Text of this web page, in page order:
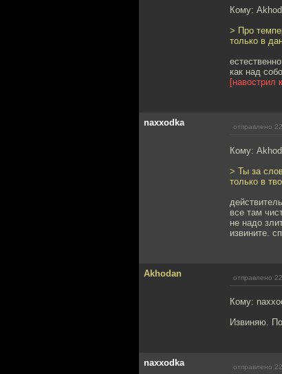
Кому:
> Про
только в
как над
[навострил
naxxodka отправлено
Кому:
> Ты за
только в
все там
не надо
извините.
Akhodan отправлено
Кому:
Извиняю.
naxxodka отправлено